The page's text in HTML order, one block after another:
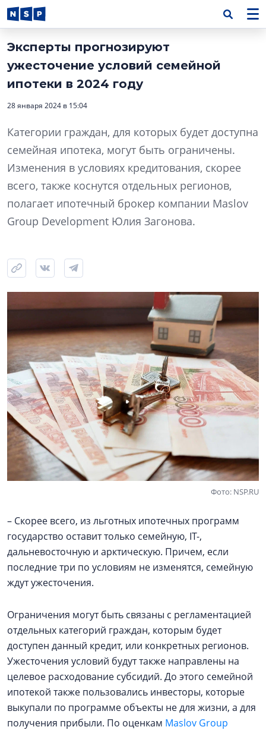
Эксперты прогнозируют
ужесточение условий семейной
ипотеки в 2024 году
28 января 2024 в 15:04
Категории граждан, для которых будет доступна
семейная ипотека, могут быть ограничены.
Изменения в условиях кредитования, скорее
всего, также коснутся отдельных регионов,
полагает ипотечный брокер компании Maslov
Group Development Юлия Загонова.
Фото: NSP.RU
– Скорее всего, из льготных ипотечных программ
государство оставит только семейную, IT-,
дальневосточную и арктическую. Причем, если
последние три по условиям не изменятся, семейную
ждут ужесточения.
Ограничения могут быть связаны с регламентацией
отдельных категорий граждан, которым будет
доступен данный кредит, или конкретных регионов.
Ужесточения условий будут также направлены на
целевое расходование субсидий. До этого семейной
ипотекой также пользовались инвесторы, которые
выкупали по программе объекты не для жизни, а для
получения прибыли. По оценкам Maslov Group